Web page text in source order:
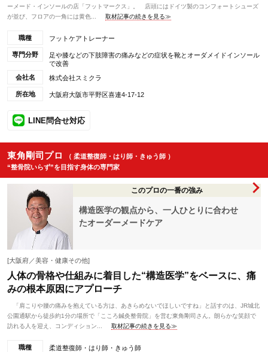
ーメード・インソールの店「フットマークス」。 店頭にはドイツ製のコンフォートシューズ
が並び、フロアの一角には黄色...
取材記事の続きを見る≫
職種 フットケアトレーナー
専門分野
足や膝などの下肢障害の痛みなどの症状を靴とオーダメイドインソール
で改善
会社名
株式会社スミクラ
所在地 大阪府大阪市平野区喜連4-17-12
LINE問合せ対応
東角剛司プロ
（ 柔道整復師・はり師・きゅう師 ）
“整骨院いらず”を目指す身体の専門家
このプロの一番の強み
構造医学の観点から、一人ひとりに合わせ
たオーダーメードケア
[大阪府／美容・健康その他]
人体の骨格や仕組みに着目した“構造医学”をベースに、痛
みの根本原因にアプローチ
「肩こりや腰の痛みを抱えている方は、あきらめないでほしいですね」と話すのは、JR城北
公園通駅から徒歩約1分の場所で「こころ鍼灸整骨院」を営む東角剛司さん。朗らかな笑顔で
訪れる人を迎え、コンディション...
取材記事の続きを見る≫
職種 柔道整復師・はり師・きゅう師